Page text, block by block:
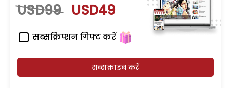
USD99 USD49
सब्सक्रिप्शन गिफ्ट करें
सब्सक्राइब करें